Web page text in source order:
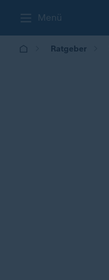
Menü
Ratgeber